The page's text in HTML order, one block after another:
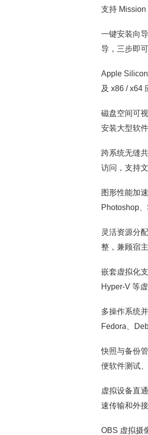
支持
一键安装向
导，三步即
Apple
及 x86 / x64
磁盘空间可
安装大型软
跨系统无缝
访问，支持
图形性能加
Photoshop
灵活资源分
整，兼顾宿
嵌套虚拟化
Hyper-V 等
多操作系统
Fedora、
快照与备份
便软件测试
虚拟设备直
速传输和外
OBS 虚拟摄